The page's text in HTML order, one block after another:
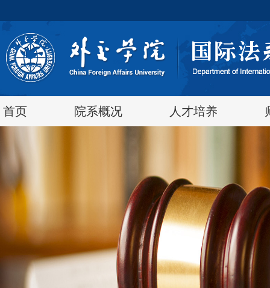
首页 院系概况 人才培养